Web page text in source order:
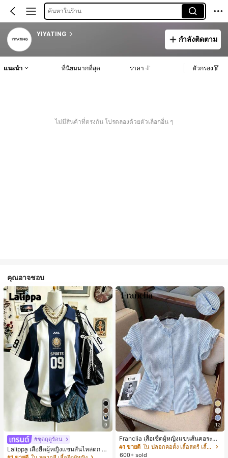
ค้นหาในร้าน
YIYATING
กำลังติดตาม
แนะนำ ที่นิยมมากที่สุด ราคา ตัวกรอง
ไม่มีสินค้าที่ตรงกัน โปรดลองด้วยตัวเลือกอื่น ๆ
คุณอาจชอบ
9
#ชุดฤดูร้อน
Lalippa เสื้อยืดผู้หญิงแขนสั้นไหล่ตก ค
อวีปกเสื้อ ลายพิมพ์ดิจิทัลลายทาง สไตล์
12
Franclia เสื้อเชิ้ตผู้หญิงแขนสั้นคอระบา
ยกระดุมเดี่ยวลายทาง
#1 ขายดี
ใน ปลอกคอตั้ง เสื้อสตรี เสื้อเบลาส์ & Tee
600+ sold